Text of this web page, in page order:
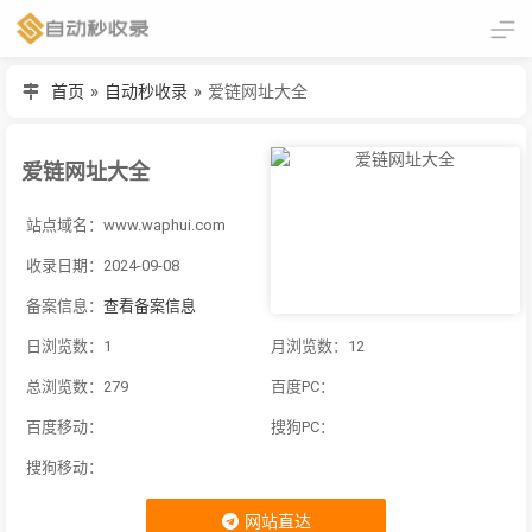
首页 » 自动秒收录 » 爱链网址大全
爱链网址大全
站点域名：www.waphui.com
收录日期：2024-09-08
备案信息： 查看备案信息
日浏览数：1 月浏览数：12
总浏览数：279 百度PC：
百度移动： 搜狗PC：
搜狗移动：
网站直达